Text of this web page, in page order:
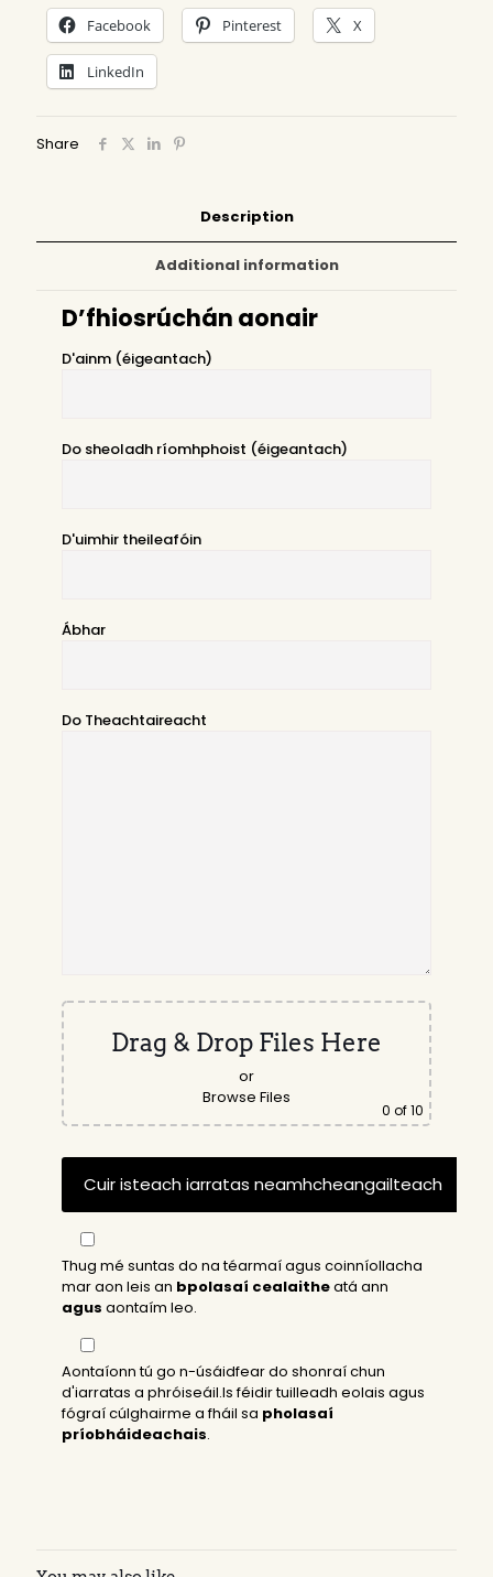
Facebook Pinterest X
LinkedIn
Share
Description
Additional information
D’fhiosrúchán aonair
D'ainm (éigeantach)
Do sheoladh ríomhphoist (éigeantach)
D'uimhir theileafóin
Ábhar
Do Theachtaireacht
Drag & Drop Files Here
or
Browse Files
0 of 10
Thug mé suntas do na téarmaí agus coinníollacha
mar aon leis an bpolasaí cealaitheatá ann
agus aontaím leo.
Aontaíonn tú go n-úsáidfear do shonraí chun
d'iarratas a phróiseáil.Is féidir tuilleadh eolais agus
fógraí cúlghairme a fháil sa pholasaí
príobháideachais.